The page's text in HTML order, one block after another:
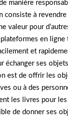
manière
consiste à revendre
valeur pour
en
et
échanger ses
est de offrir les
ou à des
les livres pour
de donner ses